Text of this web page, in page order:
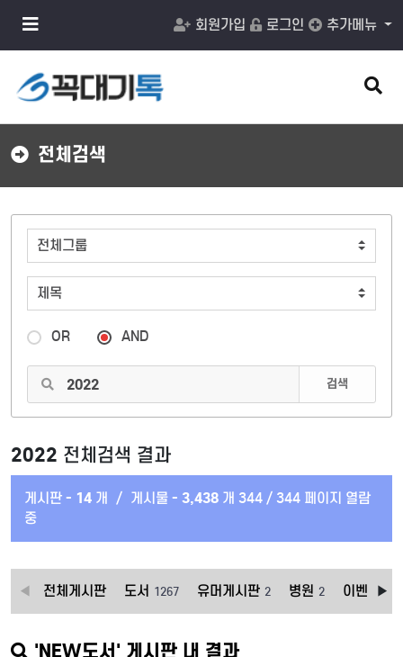
메
튼
회원가입 로그인 추가메뉴
검
색
버
전체검색
OR AND
검색
2022 전체검색 결과
게시판 - 14 개 / 게시물 - 3,438 개 344 / 344 페이지 열람
중
전체게시판 도서 1267 유머게시판 2 병원 2 이벤트상
'NEW도서 ' 게시판 내 결과